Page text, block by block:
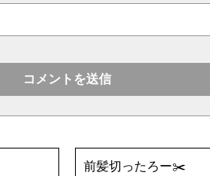
前髪切ったろー✂️